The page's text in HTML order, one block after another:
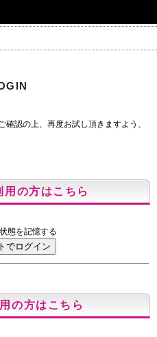
確認の上、再度お試し頂きますよう、
の方はこちら
態を記憶する
の方はこちら